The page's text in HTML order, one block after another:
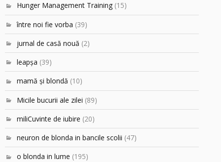
Hunger Management Training (15)
între noi fie vorba (39)
jurnal de casă nouă (2)
leapşa (39)
mamă şi blondă (10)
Micile bucurii ale zilei (89)
miliCuvinte de iubire (20)
neuron de blonda in bancile scolii (47)
o blonda in lume (195)